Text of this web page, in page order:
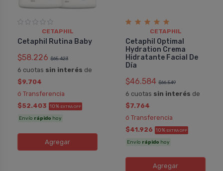
CETAPHIL
Cetaphil Rutina Baby
$58.226 $65.423
6 cuotas sin interés de
$9.704
ó Transferencia
$52.403 10% EXTRA OFF
Envío rápido hoy
Agregar
CETAPHIL
Cetaphil Optimal
Hydration Crema
Hidratante Facial De
Día
$46.584 $66.549
6 cuotas sin interés de
$7.764
ó Transferencia
$41.926 10% EXTRA OFF
Envío rápido hoy
Agregar